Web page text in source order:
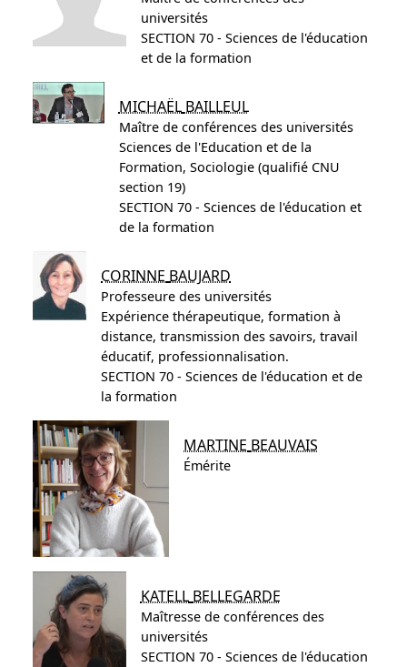
universités
SECTION 70 - Sciences de l'éducation
et de la formation
MICHAËL BAILLEUL
Maître de conférences des universités
Sciences de l'Education et de la
Formation, Sociologie (qualifié CNU
section 19)
SECTION 70 - Sciences de l'éducation et
de la formation
CORINNE BAUJARD
Professeure des universités
Expérience thérapeutique, formation à
distance, transmission des savoirs, travail
éducatif, professionnalisation.
SECTION 70 - Sciences de l'éducation et de
la formation
MARTINE BEAUVAIS
Émérite
KATELL BELLEGARDE
Maîtresse de conférences des
universités
SECTION 70 - Sciences de l'éducation